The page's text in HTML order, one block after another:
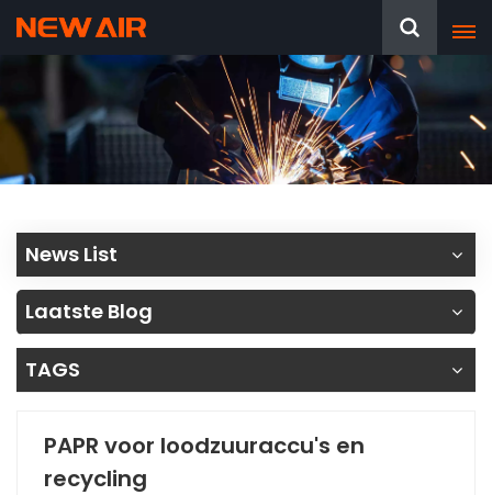
News List
Laatste Blog
TAGS
PAPR voor loodzuuraccu's en
recycling